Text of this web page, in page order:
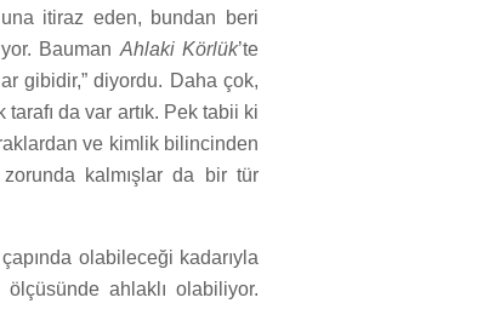
itiraz eden, bundan beri
Bauman Ahlaki Körlük’te
gibidir,” diyordu. Daha çok,
da var artık. Pek tabii ki
ve kimlik bilincinden
kalmışlar da bir tür
olabileceği kadarıyla
ahlaklı olabiliyor.